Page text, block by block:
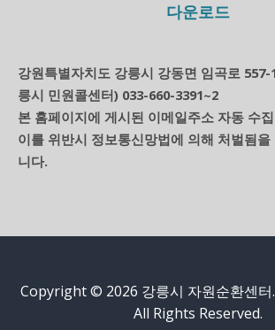
다운로드
강원특별자치도 강릉시 강동면 임곡로
릉시 민원콜센터) 033-660-3391~2
본 홈페이지에 게시된 이메일주소 자동 수
이를 위반시 정보통신망법에 의해 처벌됨
니다.
Copyright © 2026 강릉시 자원순환센
All Rights Reserved.